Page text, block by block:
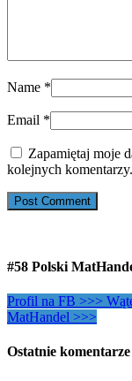
Name *
Email *
Zapamiętaj moje
kolejnych komentarzy.
#58 Polski
Profil na FB >>>
MatHandel >>>
Ostatnie komentarze